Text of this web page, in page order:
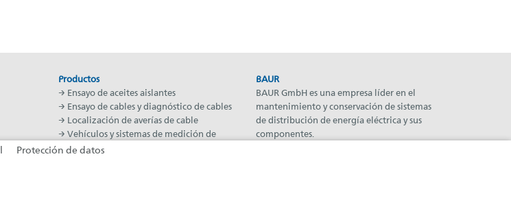
Productos
→ Ensayo de aceites aislantes
→ Ensayo de cables y diagnóstico de cables
→ Localización de averías de cable
→ Vehículos y sistemas de medición de
cables
BAUR
BAUR GmbH es una empresa líder en el
mantenimiento y conservación de sistemas
de distribución de energía eléctrica y sus
componentes.
Protección de datos